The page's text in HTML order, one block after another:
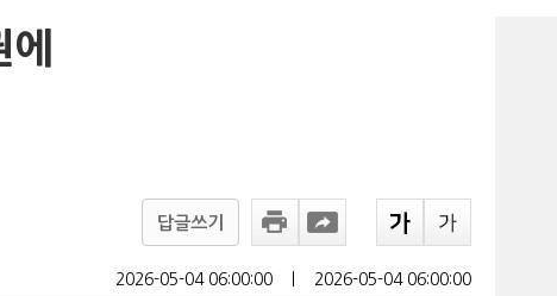
답글쓰기
2026-05-04 06:00:00 2026-05-04 06:00:00